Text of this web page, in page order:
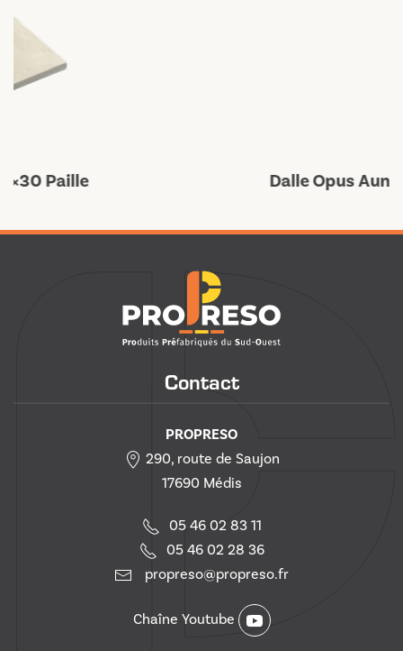
Dalle Opus Aunis/2 Naturel
Contact
PROPRESO
290, route de Saujon
17690 Médis
05 46 02 83 11
05 46 02 28 36
propreso@propreso.fr
Chaîne Youtube